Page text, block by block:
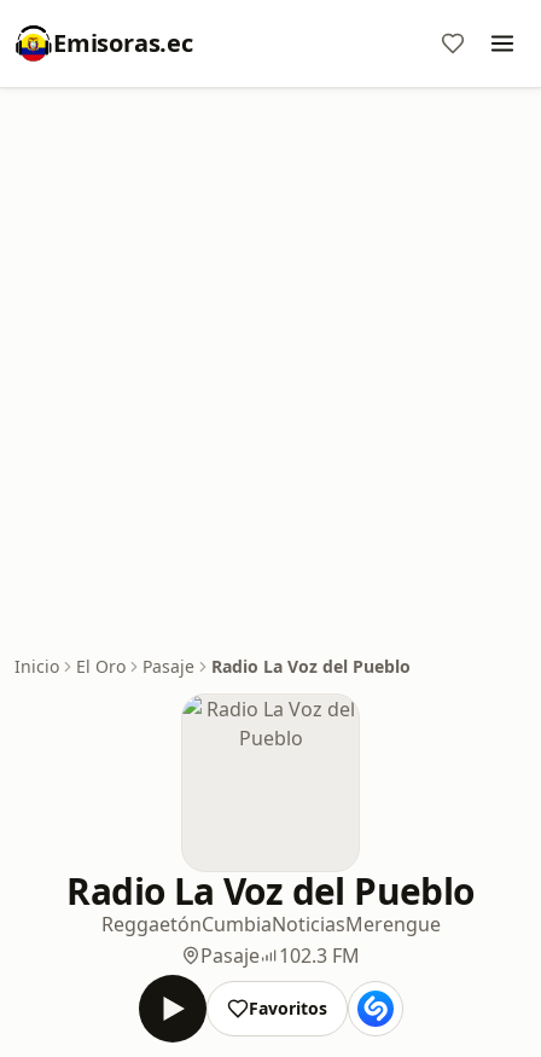
Emisoras.ec
Inicio El Oro Pasaje Radio La Voz del Pueblo
Radio La Voz del Pueblo
ReggaetónCumbiaNoticiasMerengue
Pasaje
102.3 FM
Favoritos